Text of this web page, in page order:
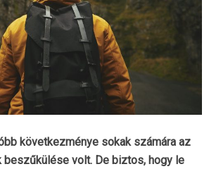
következménye sokak számára az
volt. De biztos, hogy le